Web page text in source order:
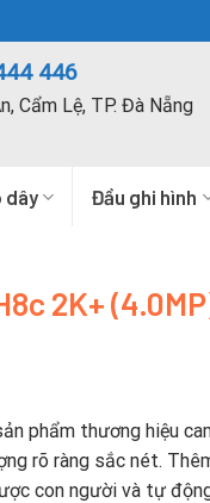
446
Cẩm Lệ, TP. Đà Nẵng
dây Đầu ghi hình
2K+
phẩm thương hiệu
rõ ràng sắc nét.
con người và tự